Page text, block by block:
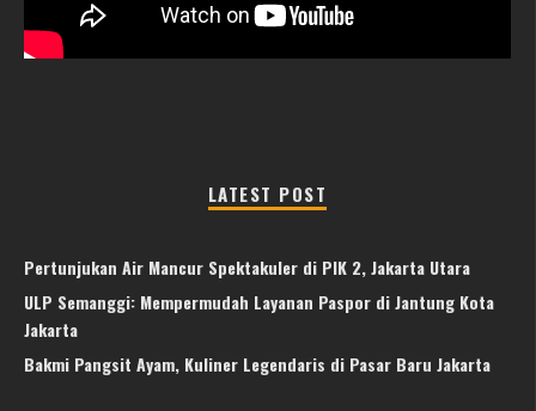
LATEST POST
Pertunjukan Air Mancur Spektakuler di PIK 2, Jakarta Utara
ULP Semanggi: Mempermudah Layanan Paspor di Jantung Kota
Jakarta
Bakmi Pangsit Ayam, Kuliner Legendaris di Pasar Baru Jakarta